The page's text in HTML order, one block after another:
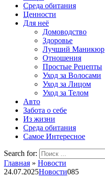
Среда обитания
Ценности
Для неё
Домоводство
Здоровье
Лучший Маникюр
Отношения
Простые Рецепты
Уход за Волосами
Уход за Лицом
Уход за Телом
Авто
Забота о себе
Из жизни
Среда обитания
Самое Интересное
Search for:
Главная » Новости
24.07.2025Новости085